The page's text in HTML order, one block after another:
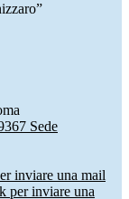
Sede
inviare una mail
per inviare una